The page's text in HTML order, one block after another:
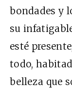
bondades y
su
esté
todo,
belleza que